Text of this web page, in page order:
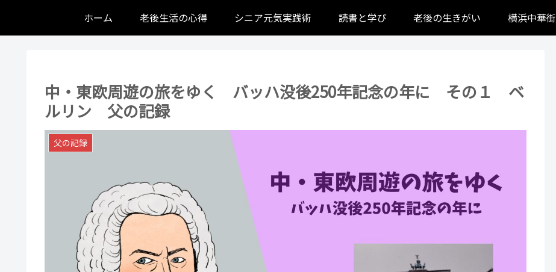
ホーム 老後生活の心得 シニア元気実践術 読書と学び 老後の生きがい 横浜中華街
中・東欧周遊の旅をゆく バッハ没後250年記念の年に その１ ベ
ルリン 父の記録
父の記録